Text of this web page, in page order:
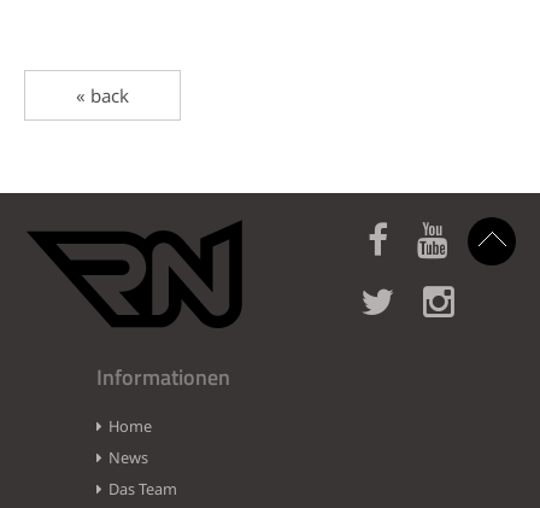
« back
Informationen
Home
News
Das Team